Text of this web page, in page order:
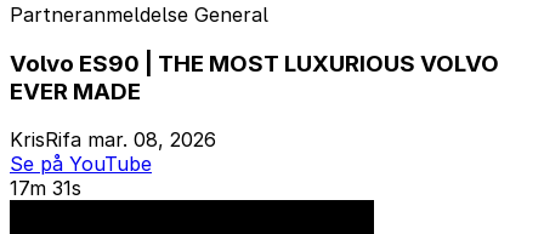
Partneranmeldelse General
Volvo ES90 | THE MOST LUXURIOUS VOLVO
EVER MADE
KrisRifa mar. 08, 2026
Se på YouTube
17m 31s